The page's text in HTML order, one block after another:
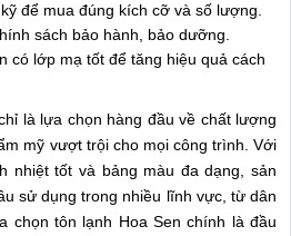
để mua đúng kích cỡ và số lượng.
sách bảo hành, bảo dưỡng.
có lớp mạ tốt để tăng hiệu quả cách
là lựa chọn hàng đầu về chất lượng
mỹ vượt trội cho mọi công trình. Với
nhiệt tốt và bảng màu đa dạng, sản
sử dụng trong nhiều lĩnh vực, từ dân
chọn tôn lạnh Hoa Sen chính là đầu